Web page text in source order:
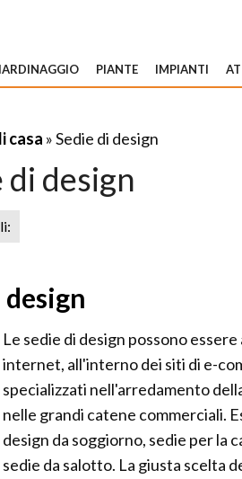
PIANTE IMPIANTI
casa » Sedie di design
di design
Le sedie di design possono
internet, all'interno dei siti di e-
specializzati nell'arredamento
nelle grandi catene commerciali.
design da soggiorno, sedie per la
sedie da salotto. La giusta scelta